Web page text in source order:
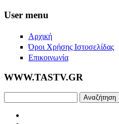
Skip to main content
User menu
Αρχική
Όροι Χρήσης Ιστοσελίδας
Επικοινωνία
WWW.TASTV.GR